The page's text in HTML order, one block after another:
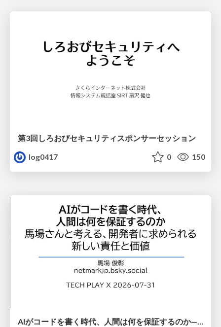
第3回しろおびセキュリティスポンサーセッション
log0417
0 150
AIがコードを書く時代、人間は何を保証するのか———馬場さんと考える、開発者に求められる新しい責任と価値 - TECH PLAY